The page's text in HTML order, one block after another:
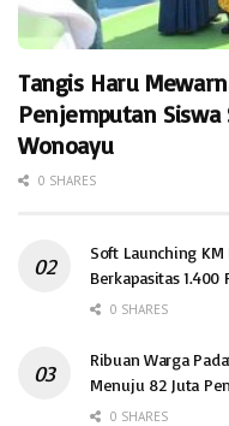
Tangis Haru
Penjemputan Siswa
Wonoayu
0 SHARES
Soft Launching KM
Berkapasitas 1.400
0 SHARES
Ribuan Warga
Menuju 82 Juta
0 SHARES